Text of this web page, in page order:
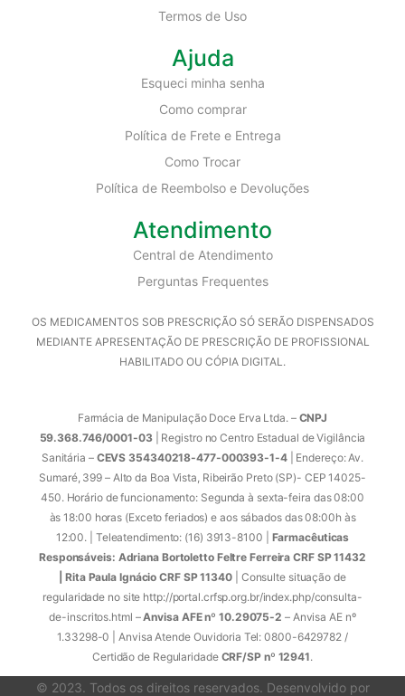
Termos de Uso
Ajuda
Esqueci minha senha
Como comprar
Política de Frete e Entrega
Como Trocar
Política de Reembolso e Devoluções
Atendimento
Central de Atendimento
Perguntas Frequentes
OS MEDICAMENTOS SOB PRESCRIÇÃO SÓ SERÃO DISPENSADOS
MEDIANTE APRESENTAÇÃO DE PRESCRIÇÃO DE PROFISSIONAL
HABILITADO OU CÓPIA DIGITAL.
Farmácia de Manipulação Doce Erva Ltda. – CNPJ
59.368.746/0001-03| Registro no Centro Estadual de Vigilância
Sanitária –CEVS 354340218-477-000393-1-4| Endereço: Av.
Sumaré, 399 – Alto da Boa Vista, Ribeirão Preto (SP)- CEP 14025-
450. Horário de funcionamento: Segunda à sexta-feira das 08:00
às 18:00 horas (Exceto feriados) e aos sábados das 08:00h às
12:00. | Teleatendimento: (16) 3913-8100 | Farmacêuticas
Responsáveis: Adriana Bortoletto Feltre Ferreira CRF SP 11432
| Rita Paula Ignácio CRF SP 11340 | Consulte situação de
regularidade no site http://portal.crfsp.org.br/index.php/consulta-
de-inscritos.html –Anvisa AFE nº 10.29075-2 – Anvisa AE nº
1.33298-0 | Anvisa Atende Ouvidoria Tel: 0800-6429782 /
Certidão de Regularidade CRF/SP nº 12941.
© 2023. Todos os direitos reservados. Desenvolvido por